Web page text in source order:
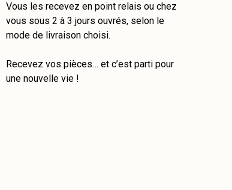
Vous les recevez en point relais ou chez
vous sous 2 à 3 jours ouvrés, selon le
mode de livraison choisi.
Recevez vos pièces… et c’est parti pour
une nouvelle vie !